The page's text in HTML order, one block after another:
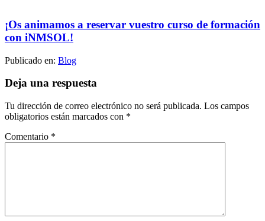
¡Os animamos a reservar vuestro curso de formación
con iNMSOL!
Publicado en: Blog
Interacciones
los
lectores
Deja una respuesta
Tu dirección de correo electrónico no será publicada. Los campos
obligatorios están marcados con *
Comentario *